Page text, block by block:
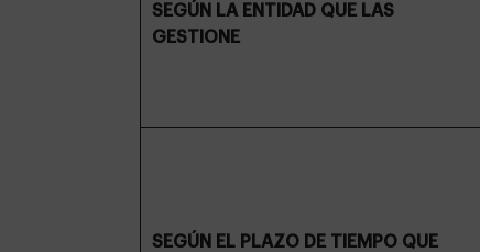
SEGÚN LA ENTIDAD QUE LAS
GESTIONE
SEGÚN EL PLAZO DE TIEMPO QUE